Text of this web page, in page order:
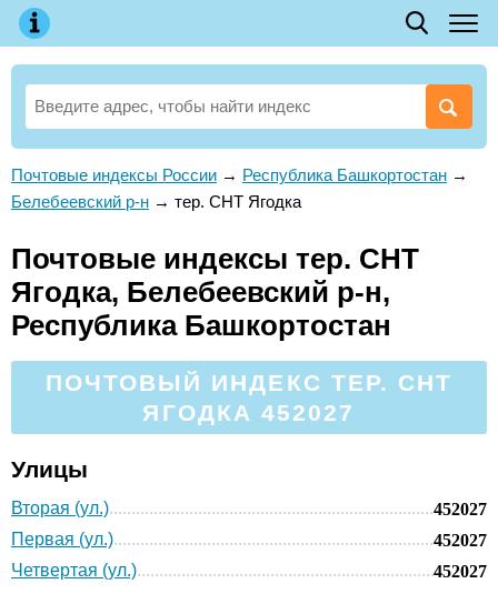
Почтовые индексы России → Республика Башкортостан →
Белебеевский р-н → тер. СНТ Ягодка
Почтовые индексы тер. СНТ
Ягодка, Белебеевский р-н,
Республика Башкортостан
ПОЧТОВЫЙ ИНДЕКС ТЕР. СНТ
ЯГОДКА 452027
Улицы
Вторая (ул.)
452027
Первая (ул.)
452027
Четвертая (ул.)
452027